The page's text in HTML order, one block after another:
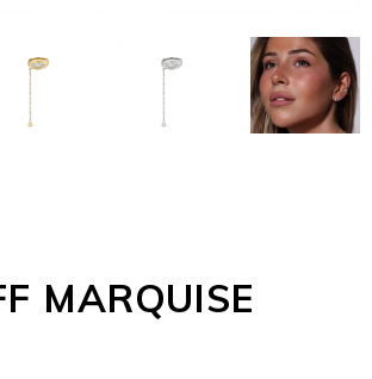
MARQUISE